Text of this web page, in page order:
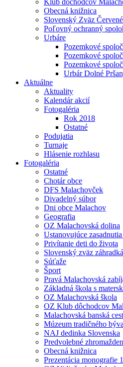
Klub dôchodcov
Obecná knižnica
Slovenský Zväz
Poľovný ochranný
Urbáre
Pozemkové
Pozemkové
Pozemkové
Urbár Dolné
Aktuálne
Aktuality
Kalendár akcií
Fotogaléria
Rok 2018
Ostatné
Podujatia
Turnaje
Hlásenie rozhlasu
Fotogaléria
Ostatné
Chotár obce
DFS Malachovček
Divadelný súbor
Dni obce Malachov
Geografia
OZ Malachovská dolina
Ustanovujúce
Privítanie deti do života
Slovenský zväz
Súťaže
Šport
Pravá Malachovská
Základná škola s
OZ Malachovská škola
OZ Klub dôchodcov
Malachovská banská
Múzeum tradičného
NAJ dedinka Slovenska
Predvolebné
Obecná knižnica
Prezentácia monografie